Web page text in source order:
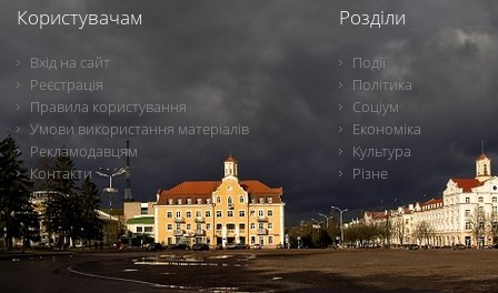
Користувачам
Вхід на сайт
Реєстрація
Правила користування
Умови використання матеріалів
Рекламодавцям
Контакти
Розділи
Події
Політика
Соціум
Економіка
Культура
Різне